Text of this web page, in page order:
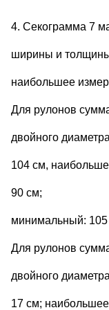
4. Секограмма 7
ширины и
наибольшее
Для рулонов
двойного
104 см,
90 см;
минимальный:
Для рулонов
двойного
17 см;